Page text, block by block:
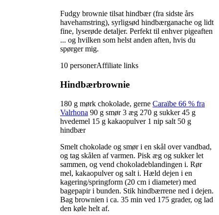
Fudgy brownie tilsat hindbær (fra sidste års
havehamstring), syrligsød hindbærganache og lidt
fine, lyserøde detaljer. Perfekt til enhver pigeaften
... og hvilken som helst anden aften, hvis du
spørger mig.
10 personerAffiliate links
Hindbærbrownie
180 g mørk chokolade, gerne Caraïbe 66 % fra
Valrhona 90 g smør 3 æg 270 g sukker 45 g
hvedemel 15 g kakaopulver 1 nip salt 50 g
hindbær
Smelt chokolade og smør i en skål over vandbad,
og tag skålen af varmen. Pisk æg og sukker let
sammen, og vend chokoladeblandingen i. Rør
mel, kakaopulver og salt i. Hæld dejen i en
kagering/springform (20 cm i diameter) med
bagepapir i bunden. Stik hindbærrene ned i dejen.
Bag brownien i ca. 35 min ved 175 grader, og lad
den køle helt af.